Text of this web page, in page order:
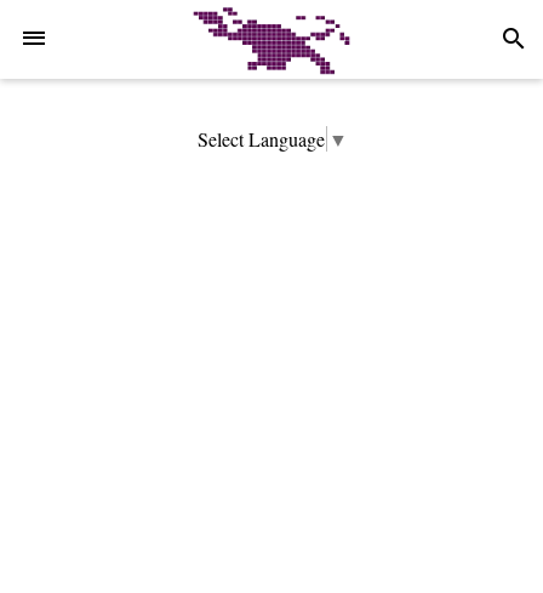
search
Select Language ▼